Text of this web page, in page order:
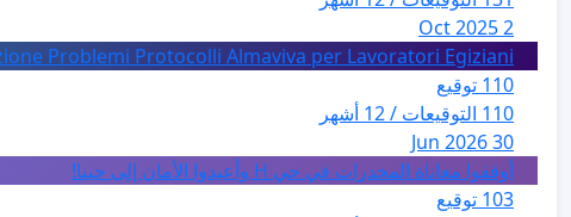
2 Oct 2025
Problemi Protocolli Almaviva per Lavoratori Egiziani
110 توقيع
110 التوقيعات / 12 أشهر
30 Jun 2026
أوقفوا معاناة المخدرات في حي H وأعيدوا الأمان إلى حينا!
103 توقيع